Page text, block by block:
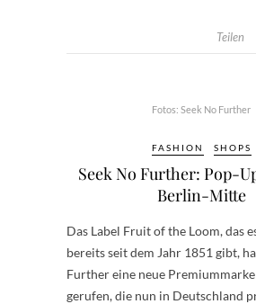
Teilen
Fotos: Seek No Further
FASHION SHOPS
Seek No Further: Pop-
Berlin-Mitte
Das Label Fruit of the Loom, das
bereits seit dem Jahr 1851 gibt,
Further eine neue Premiummarke
gerufen, die nun in Deutschland